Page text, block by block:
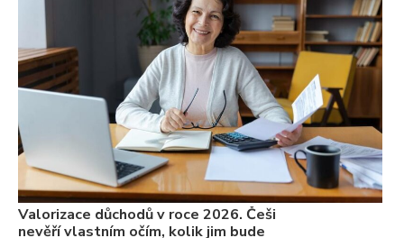
Valorizace důchodů v roce 2026. Češi
nevěří vlastním očím, kolik jim bude